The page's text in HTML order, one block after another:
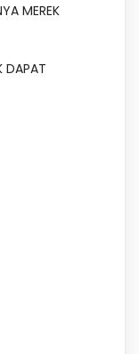
MEREK
DAPAT